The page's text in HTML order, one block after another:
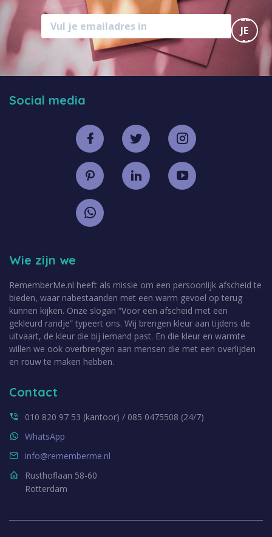
MELD
JE
AAN
Contact
010 820 97 53 (kantoor) / 085 0475508 (24/7)
WhatsApp
info@rememberme.nl
Rusthoflaan 58-60
Rotterdam
Wie zijn we
RememberMe.nl heeft als missie om een persoonlijk afscheid te
bieden, waar nabestaanden met een warm gevoel op terug
kunnen kijken. Onze slogan “Voor een afscheid met een
gekleurd randje” typeert ons. Wij brengen kleur aan tijdens de
uitvaart, de kleur die bij iemand past. En die kleur en warmte
willen we ook overbrengen aan mensen die met een overlijden
en rouw te maken hebben.
Social media